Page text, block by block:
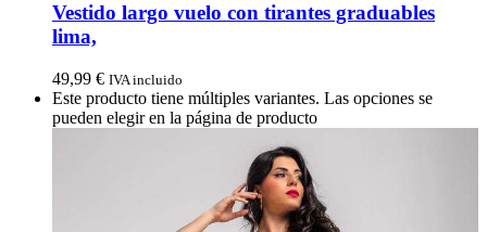
Vestido largo vuelo con tirantes graduables
lima,
49,99 € IVA incluido
Este producto tiene múltiples variantes. Las opciones se
pueden elegir en la página de producto